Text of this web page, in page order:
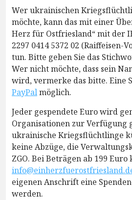
Wer ukrainischen
möchte, kann das mit einer
Herz für Ostfriesland“ mit der
2297 0414 5372 02 (Raiffeisen-
tun. Bitte geben Sie das
Wer nicht möchte, dass sein
wird, vermerke das bitte. Eine
PayPalmöglich.
Jeder gespendete Euro wird
Organisationen zur Verfügung
ukrainische Kriegsflüchtlinge
keine Abzüge, die
ZGO. Bei Beträgen ab 199
eigenen Anschrift eine
werden.